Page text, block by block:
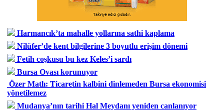
Harmancık’ta mahalle yollarına sathi kaplama
Nilüfer’de kent bilgilerine 3 boyutlu erişim dönemi
Fetih coşkusu bu kez Keles’i sardı
Bursa Ovası korunuyor
Özer Matlı: Ticaretin kalbini dinlemeden Bursa ekonomisi
yönetilemez
Mudanya’nın tarihi Hal Meydanı yeniden canlanıyor